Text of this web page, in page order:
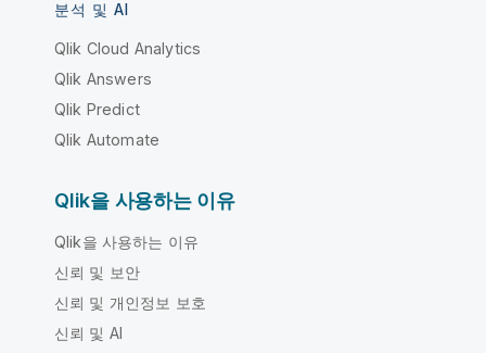
분석 및 AI
Qlik Cloud Analytics
Qlik Answers
Qlik Predict
Qlik Automate
Qlik을 사용하는 이유
Qlik을 사용하는 이유
신뢰 및 보안
신뢰 및 개인정보 보호
신뢰 및 AI